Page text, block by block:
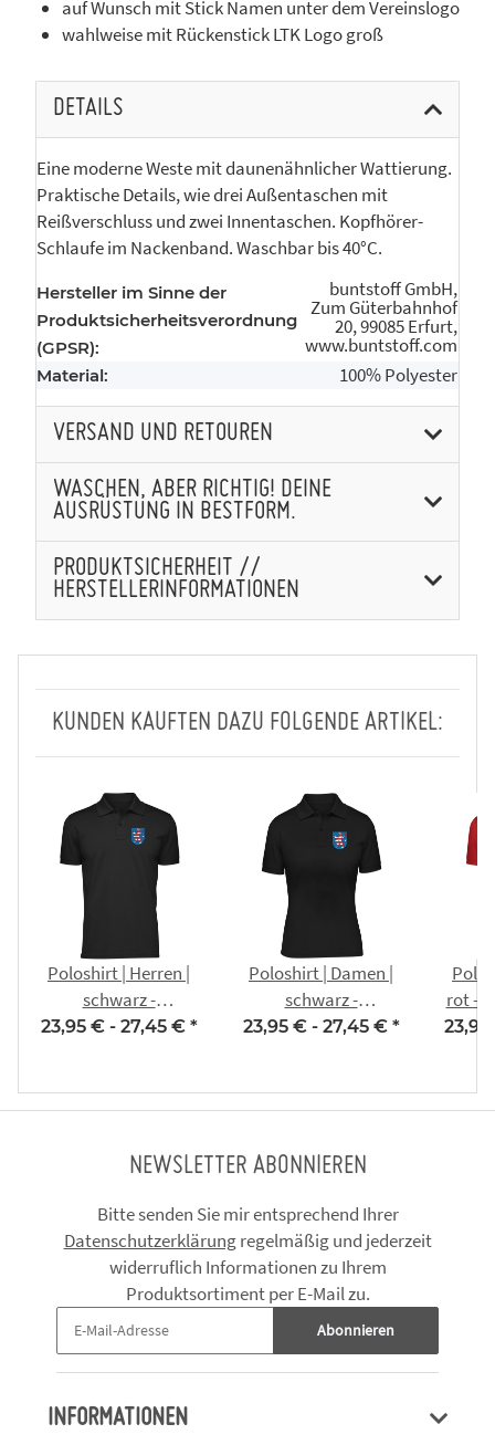
auf Wunsch mit Stick Namen unter dem Vereinslogo
wahlweise mit Rückenstick LTK Logo groß
DETAILS
Eine moderne Weste mit daunenähnlicher Wattierung.
Praktische Details, wie drei Außentaschen mit
Reißverschluss und zwei Innentaschen. Kopfhörer-
Schlaufe im Nackenband. Waschbar bis 40°C.
Hersteller im Sinne der
Produktsicherheitsverordnung
(GPSR):
buntstoff GmbH,
Zum Güterbahnhof
20, 99085 Erfurt,
www.buntstoff.com
Material: 100% Polyester
VERSAND UND RETOUREN
WASCHEN, ABER RICHTIG! DEINE
AUSRÜSTUNG IN BESTFORM.
PRODUKTSICHERHEIT //
HERSTELLERINFORMATIONEN
KUNDEN KAUFTEN DAZU FOLGENDE ARTIKEL:
Poloshirt | Herren |
schwarz -
Landesverband
23,95 € - 27,45 € *
Poloshirt | Damen |
schwarz -
Landesverband
23,95 € - 27,45 € *
rot -
NEWSLETTER ABONNIEREN
Bitte senden Sie mir entsprechend Ihrer
Datenschutzerklärungregelmäßig und jederzeit
widerruflich Informationen zu Ihrem
Produktsortiment per E-Mail zu.
Abonnieren
INFORMATIONEN